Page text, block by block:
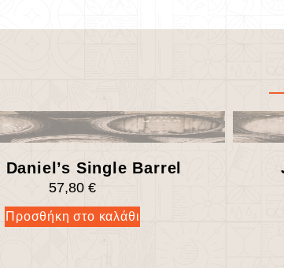
Daniel’s Single Barrel
57,80€
Προσθήκη στο καλάθι